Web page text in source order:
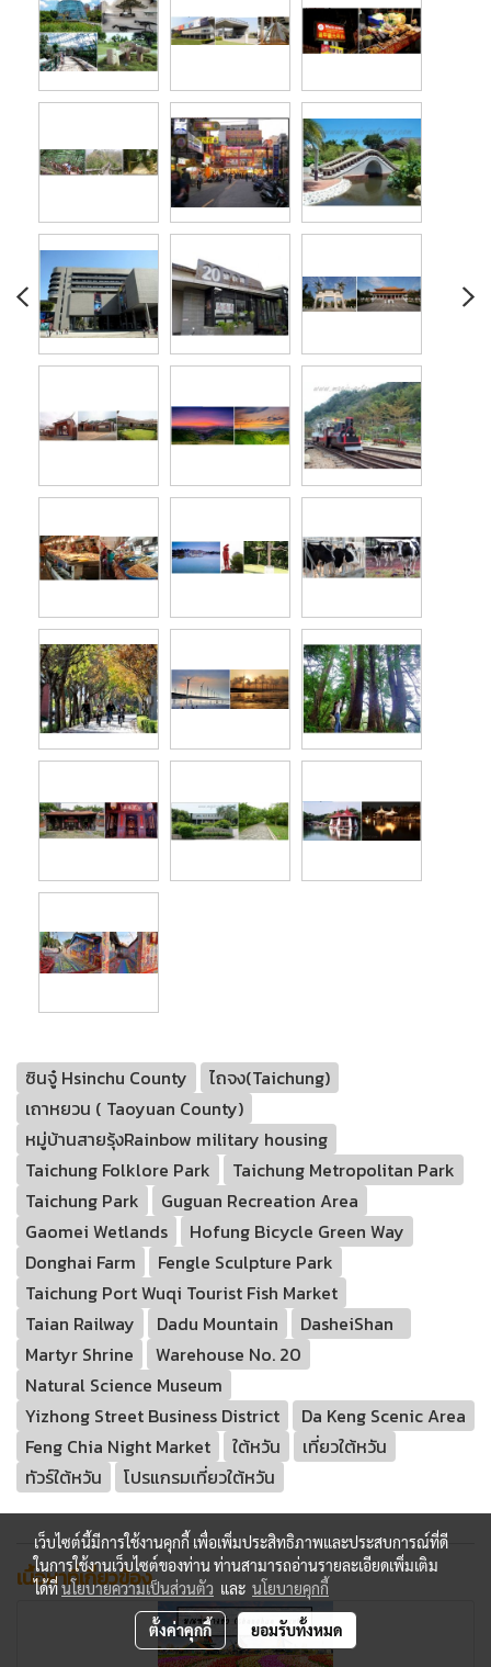
ซินจู๋ Hsinchu County
ไถจง(Taichung)
เถาหยวน ( Taoyuan County)
หมู่บ้านสายรุ้งRainbow military housing
Taichung Folklore Park
Taichung Metropolitan Park
Taichung Park
Guguan Recreation Area
Gaomei Wetlands
Hofung Bicycle Green Way
Donghai Farm
Fengle Sculpture Park
Taichung Port Wuqi Tourist Fish Market
Taian Railway
Dadu Mountain
DasheiShan
Martyr Shrine
Warehouse No. 20
Natural Science Museum
Yizhong Street Business District
Da Keng Scenic Area
Feng Chia Night Market
ใต้หวัน
เที่ยวใต้หวัน
ทัวร์ใต้หวัน
โปรแกรมเที่ยวใต้หวัน
เนื้อหาที่เกี่ยวข้อง
เว็บไซต์นี้มีการใช้งานคุกกี้ เพื่อเพิ่มประสิทธิภาพและประสบการณ์ที่ดี
ในการใช้งานเว็บไซต์ของท่าน ท่านสามารถอ่านรายละเอียดเพิ่มเติม
ได้ที่นโยบายความเป็นส่วนตัว และ นโยบายคุกกี้
ตั้งค่าคุกกี้ ยอมรับทั้งหมด